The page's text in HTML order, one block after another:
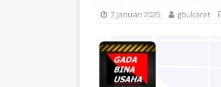
7 Januari 2025 gbukaret